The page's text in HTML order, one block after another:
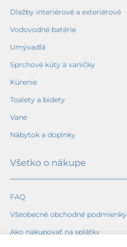
Dlažby interiérové a exteriérové
Vodovodné batérie
Umývadlá
Sprchové kúty a vaničky
Kúrenie
Toalety a bidety
Vane
Nábytok a doplnky
Všetko o nákupe
FAQ
Všeobecné obchodné podmienky
Ako nakupovať na splátky